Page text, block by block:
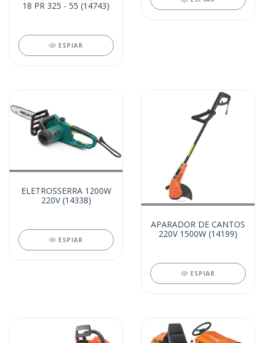
18 PR 325 - 55 (14743)
ESPIAR
ELETROSSERRA 1200W
220V (14338)
ESPIAR
APARADOR DE CANTOS
220V 1500W (14199)
ESPIAR